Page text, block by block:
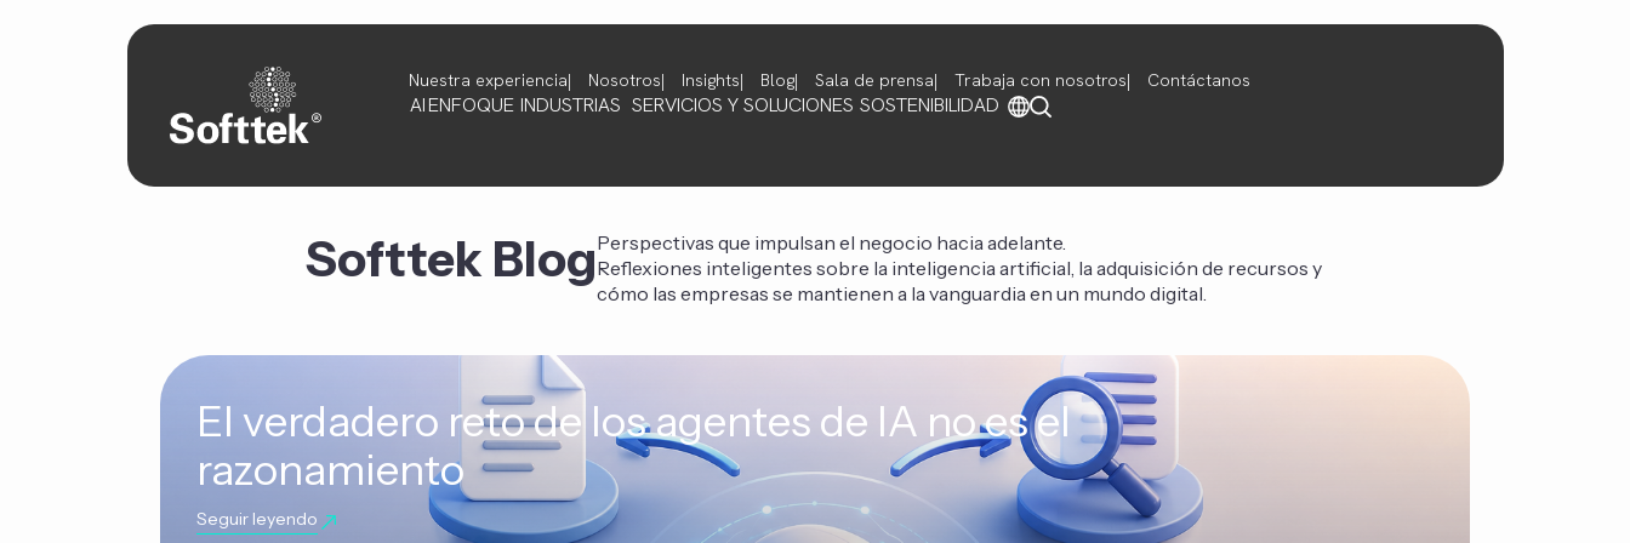
Nuestra experiencia Nosotros Insights Blog Sala de prensa Trabaja con nosotros Contáctanos
AIENFOQUE INDUSTRIAS SERVICIOS Y SOLUCIONES SOSTENIBILIDAD
Softtek BlogPerspectivas que impulsan el negocio hacia adelante.
Reflexiones inteligentes sobre la inteligencia artificial, la adquisición de recursos y
cómo las empresas se mantienen a la vanguardia en un mundo digital.
El verdadero reto de los agentes de IA no es el
razonamiento
Seguir leyendo